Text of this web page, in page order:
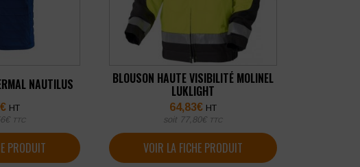
NAUTILUS
€ HT
€ TTC
PRODUIT
BLOUSON HAUTE VISIBILITÉ MOLINEL
LUKLIGHT
64,83€ HT
soit 77,80€ TTC
VOIR LA FICHE PRODUIT